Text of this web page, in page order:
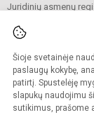
Šioje svetainėje
paslaugų kokybę,
patirtį. Spustelėję
slapukų naudojimu
sutikimus, prašome
Juridinių asmenų
© 2026.
Kopijuoti turinį be